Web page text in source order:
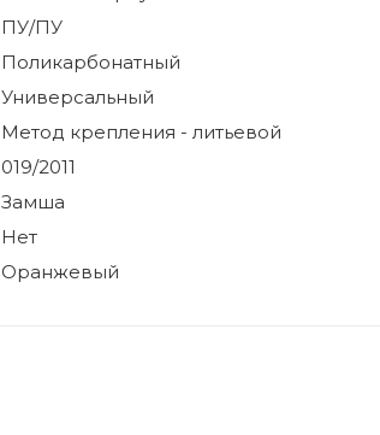
ПУ/ПУ
Поликарбонатный
Универсальный
Метод крепления - литьевой
019/2011
Замша
Нет
Оранжевый